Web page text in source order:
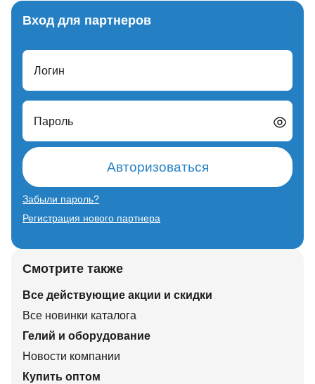
Вход для партнеров
Логин
Пароль
Авторизоваться
Забыли пароль?
Регистрация нового партнера
Смотрите также
Все действующие акции и скидки
Все новинки каталога
Гелий и оборудование
Новости компании
Купить оптом